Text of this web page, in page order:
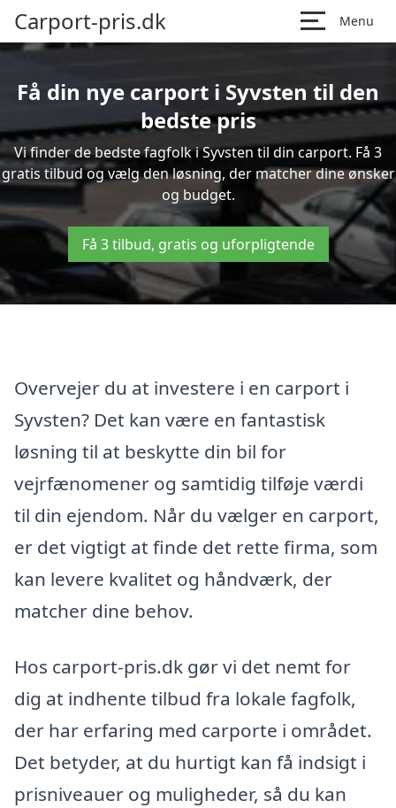
Carport-pris.dk Menu
Få din nye carport i Syvsten til den
bedste pris
Vi finder de bedste fagfolk i Syvsten til din carport. Få 3
gratis tilbud og vælg den løsning, der matcher dine ønsker
og budget.
Få 3 tilbud, gratis og uforpligtende
Overvejer du at investere i en carport i
Syvsten? Det kan være en fantastisk
løsning til at beskytte din bil for
vejrfænomener og samtidig tilføje værdi
til din ejendom. Når du vælger en carport,
er det vigtigt at finde det rette firma, som
kan levere kvalitet og håndværk, der
matcher dine behov.
Hos carport-pris.dk gør vi det nemt for
dig at indhente tilbud fra lokale fagfolk,
der har erfaring med carporte i området.
Det betyder, at du hurtigt kan få indsigt i
prisniveauer og muligheder, så du kan